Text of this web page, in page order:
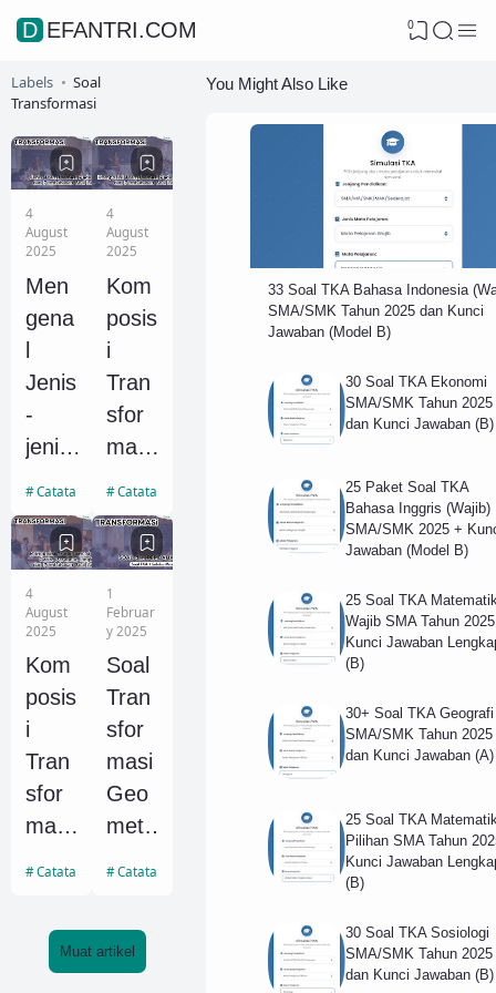
DEFANTRI.COM 0
Labels
Soal
Transformasi
4
August
2025
Men
gena
l
Jenis
-
jenis
sfor
masi
Pada
Sebu
ah
Titik
dan
Pem
baha
san
30
Soal
an
Catatan Transformasi
4
August
2025
Kom
posis
i
Tran
sfor
masi
Sebu
ah
Titik
dan
Pem
baha
san
Soal
Latih
an
Catatan Matriks
4
August
2025
Kom
posis
i
Tran
sfor
masi
Para
Catatan Matriks
1
Februar
y 2025
Soal
Tran
sfor
masi
Geo
metri
SMA
Catatan Geometri
Muat artikel
You Might Also Like
33 Soal TKA Bahasa Indonesia
SMA/SMK Tahun 2025 dan Kunci
Jawaban (Model B)
30 Soal TKA Ekonomi
SMA/SMK Tahun 2025
dan Kunci Jawaban (B)
25 Paket Soal TKA
Bahasa Inggris (Wajib)
SMA/SMK 2025 +
Jawaban (Model B)
25 Soal TKA
Wajib SMA Tahun
Kunci Jawaban
(B)
30+ Soal TKA Geografi
SMA/SMK Tahun 2025
dan Kunci Jawaban (A)
25 Soal TKA
Pilihan SMA Tahun
Kunci Jawaban
(B)
30 Soal TKA Sosiologi
SMA/SMK Tahun 2025
dan Kunci Jawaban (B)